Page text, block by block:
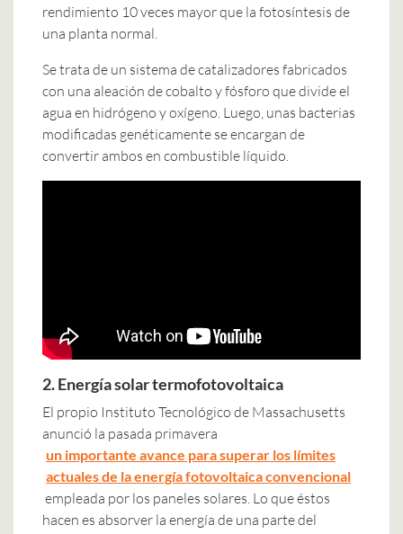
rendimiento 10 veces mayor que la fotosíntesis de
una planta normal.
Se trata de un sistema de catalizadores fabricados
con una aleación de cobalto y fósforo que divide el
agua en hidrógeno y oxígeno. Luego, unas bacterias
modificadas genéticamente se encargan de
convertir ambos en combustible líquido.
2. Energía solar termofotovoltaica
El propio Instituto Tecnológico de Massachusetts
anunció la pasada primavera
un importante avance para superar los límites
actuales de la energía fotovoltaica convencional
empleada por los paneles solares. Lo que éstos
hacen es absorver la energía de una parte del